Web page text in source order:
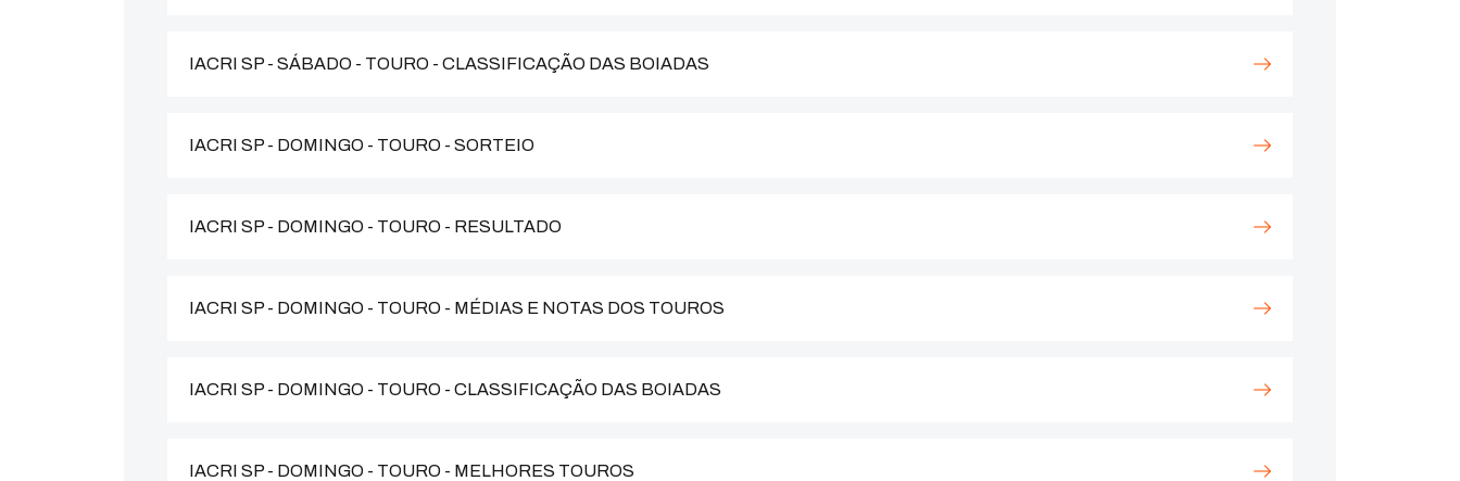
IACRI SP - SÁBADO - TOURO - CLASSIFICAÇÃO DAS BOIADAS
IACRI SP - DOMINGO - TOURO - SORTEIO
IACRI SP - DOMINGO - TOURO - RESULTADO
IACRI SP - DOMINGO - TOURO - MÉDIAS E NOTAS DOS TOUROS
IACRI SP - DOMINGO - TOURO - CLASSIFICAÇÃO DAS BOIADAS
IACRI SP - DOMINGO - TOURO - MELHORES TOUROS